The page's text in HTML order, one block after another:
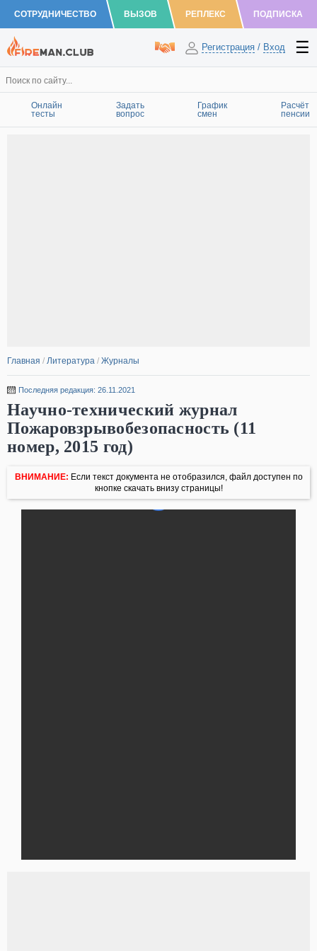
СОТРУДНИЧЕСТВО ВЫЗОВ РЕПЛЕКС ПОДПИСКА
Регистрация / Вход
Онлайн
тесты
Задать
вопрос
График
смен
Расчёт
пенсии
Главная / Литература / Журналы
Последняя редакция: 26.11.2021
Научно-технический журнал
Пожаровзрывобезопасность (11
номер, 2015 год)
ВНИМАНИЕ: Если текст документа не отобразился, файл доступен по
кнопке скачать внизу страницы!